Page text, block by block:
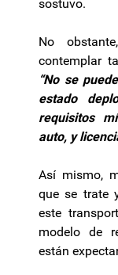
sostuvo.
No
contemplar
“No se
estado
requisitos
auto, y
Así mismo,
que se trate
este
modelo de
están